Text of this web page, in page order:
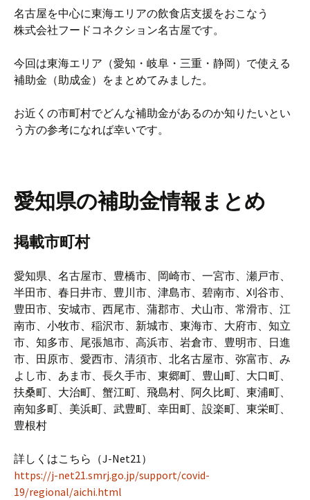
名古屋を中心に東海エリアの飲食店支援をおこなう
株式会社フードコネクション名古屋です。
今回は東海エリア（愛知・岐阜・三重・静岡）で使える
補助金（助成金）をまとめてみました。
お近くの市町村でどんな補助金があるのか知りたいとい
う方の参考になれば幸いです。
愛知県の補助金情報まとめ
掲載市町村
愛知県、名古屋市、豊橋市、岡崎市、一宮市、瀬戸市、
半田市、春日井市、豊川市、津島市、碧南市、刈谷市、
豊田市、安城市、西尾市、蒲郡市、犬山市、常滑市、江
南市、小牧市、稲沢市、新城市、東海市、大府市、知立
市、知多市、尾張旭市、高浜市、岩倉市、豊明市、日進
市、田原市、愛西市、清須市、北名古屋市、弥富市、み
よし市、あま市、長久手市、東郷町、豊山町、大口町、
扶桑町、大治町、蟹江町、飛島村、阿久比町、東浦町、
南知多町、美浜町、武豊町、幸田町、設楽町、東栄町、
豊根村
詳しくはこちら（J-Net21）
https://j-net21.smrj.go.jp/support/covid-
19/regional/aichi.html